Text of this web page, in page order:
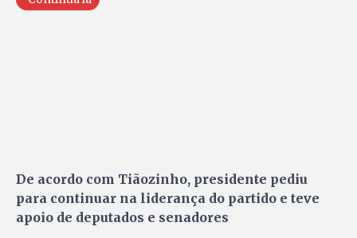
De acordo com Tiãozinho, presidente pediu
para continuar na liderança do partido e teve
apoio de deputados e senadores